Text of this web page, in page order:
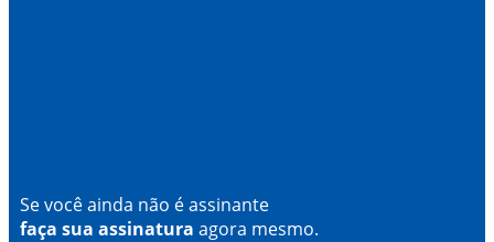
Se você ainda não é assinante
faça sua assinatura agora mesmo.